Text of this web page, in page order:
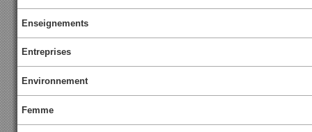
Enseignements
Entreprises
Environnement
Femme